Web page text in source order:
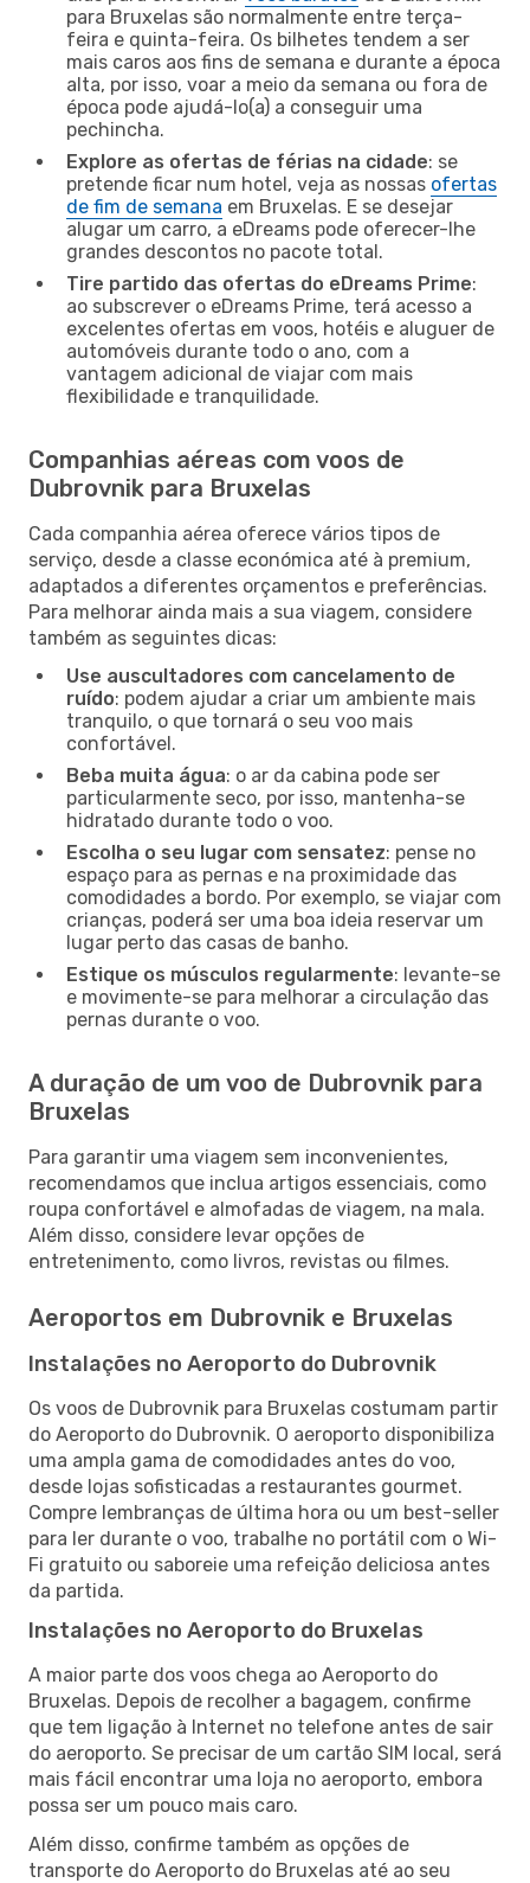
para Bruxelas são normalmente entre terça-
feira e quinta-feira. Os bilhetes tendem a ser
mais caros aos fins de semana e durante a época
alta, por isso, voar a meio da semana ou fora de
época pode ajudá-lo(a) a conseguir uma
pechincha.
Explore as ofertas de férias na cidade: se
pretende ficar num hotel, veja as nossas ofertas
de fim de semana em Bruxelas. E se desejar
alugar um carro, a eDreams pode oferecer-lhe
grandes descontos no pacote total.
Tire partido das ofertas do eDreams Prime:
ao subscrever o eDreams Prime, terá acesso a
excelentes ofertas em voos, hotéis e aluguer de
automóveis durante todo o ano, com a
vantagem adicional de viajar com mais
flexibilidade e tranquilidade.
Companhias aéreas com voos de
Dubrovnik para Bruxelas
Cada companhia aérea oferece vários tipos de
serviço, desde a classe económica até à premium,
adaptados a diferentes orçamentos e preferências.
Para melhorar ainda mais a sua viagem, considere
também as seguintes dicas:
Use auscultadores com cancelamento de
ruído: podem ajudar a criar um ambiente mais
tranquilo, o que tornará o seu voo mais
confortável.
Beba muita água: o ar da cabina pode ser
particularmente seco, por isso, mantenha-se
hidratado durante todo o voo.
Escolha o seu lugar com sensatez: pense no
espaço para as pernas e na proximidade das
comodidades a bordo. Por exemplo, se viajar com
crianças, poderá ser uma boa ideia reservar um
lugar perto das casas de banho.
Estique os músculos regularmente: levante-se
e movimente-se para melhorar a circulação das
pernas durante o voo.
A duração de um voo de Dubrovnik para
Bruxelas
Para garantir uma viagem sem inconvenientes,
recomendamos que inclua artigos essenciais, como
roupa confortável e almofadas de viagem, na mala.
Além disso, considere levar opções de
entretenimento, como livros, revistas ou filmes.
Aeroportos em Dubrovnik e Bruxelas
Instalações no Aeroporto do Dubrovnik
Os voos de Dubrovnik para Bruxelas costumam partir
do Aeroporto do Dubrovnik. O aeroporto disponibiliza
uma ampla gama de comodidades antes do voo,
desde lojas sofisticadas a restaurantes gourmet.
Compre lembranças de última hora ou um best-seller
para ler durante o voo, trabalhe no portátil com o Wi-
Fi gratuito ou saboreie uma refeição deliciosa antes
da partida.
Instalações no Aeroporto do Bruxelas
A maior parte dos voos chega ao Aeroporto do
Bruxelas. Depois de recolher a bagagem, confirme
que tem ligação à Internet no telefone antes de sair
do aeroporto. Se precisar de um cartão SIM local, será
mais fácil encontrar uma loja no aeroporto, embora
possa ser um pouco mais caro.
Além disso, confirme também as opções de
transporte do Aeroporto do Bruxelas até ao seu